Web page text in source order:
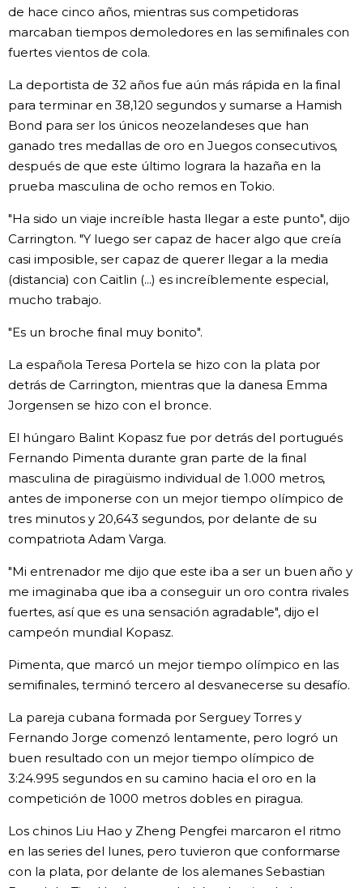
de hace cinco años, mientras sus competidoras
marcaban tiempos demoledores en las semifinales con
fuertes vientos de cola.
La deportista de 32 años fue aún más rápida en la final
para terminar en 38,120 segundos y sumarse a Hamish
Bond para ser los únicos neozelandeses que han
ganado tres medallas de oro en Juegos consecutivos,
después de que este último lograra la hazaña en la
prueba masculina de ocho remos en Tokio.
"Ha sido un viaje increíble hasta llegar a este punto", dijo
Carrington. "Y luego ser capaz de hacer algo que creía
casi imposible, ser capaz de querer llegar a la media
(distancia) con Caitlin (...) es increíblemente especial,
mucho trabajo.
"Es un broche final muy bonito".
La española Teresa Portela se hizo con la plata por
detrás de Carrington, mientras que la danesa Emma
Jorgensen se hizo con el bronce.
El húngaro Balint Kopasz fue por detrás del portugués
Fernando Pimenta durante gran parte de la final
masculina de piragüismo individual de 1.000 metros,
antes de imponerse con un mejor tiempo olímpico de
tres minutos y 20,643 segundos, por delante de su
compatriota Adam Varga.
"Mi entrenador me dijo que este iba a ser un buen año y
me imaginaba que iba a conseguir un oro contra rivales
fuertes, así que es una sensación agradable", dijo el
campeón mundial Kopasz.
Pimenta, que marcó un mejor tiempo olímpico en las
semifinales, terminó tercero al desvanecerse su desafío.
La pareja cubana formada por Serguey Torres y
Fernando Jorge comenzó lentamente, pero logró un
buen resultado con un mejor tiempo olímpico de
3:24.995 segundos en su camino hacia el oro en la
competición de 1000 metros dobles en piragua.
Los chinos Liu Hao y Zheng Pengfei marcaron el ritmo
en las series del lunes, pero tuvieron que conformarse
con la plata, por delante de los alemanes Sebastian